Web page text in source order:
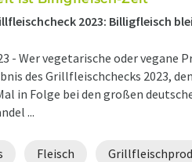
2023: Billigfleisch
- Wer vegetarische oder vegane
des Grillfleischchecks 2023,
in Folge bei den großen
...
Fleisch